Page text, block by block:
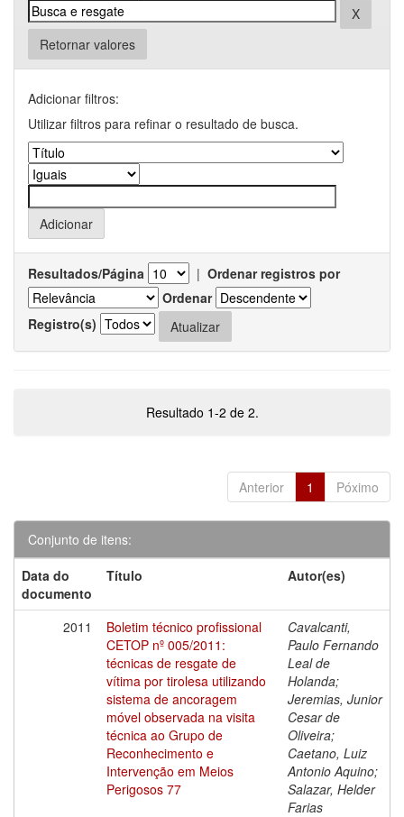
Retornar valores
Adicionar filtros:
Utilizar filtros para refinar o resultado de busca.
Resultados/Página | Ordenar registros por
Ordenar
Registro(s)
Resultado 1-2 de 2.
Anterior 1 Póximo
Conjunto de itens:
Data do
documento
Título Autor(es)
2011
Boletim técnico profissional
CETOP nº 005/2011:
técnicas de resgate de
vítima por tirolesa utilizando
sistema de ancoragem
móvel observada na visita
técnica ao Grupo de
Reconhecimento e
Intervenção em Meios
Perigosos 77
Cavalcanti,
Paulo Fernando
Leal de
Holanda;
Jeremias, Junior
Cesar de
Oliveira;
Caetano, Luiz
Antonio Aquino;
Salazar, Helder
Farias